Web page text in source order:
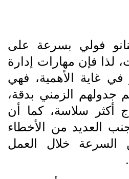
فولي بسرعة على
لذا فإن مهارات إدارة
في غاية الأهمية، فهي
جدولهم الزمني بدقة،
أكثر سلاسة، كما أن
العديد من الأخطاء
السرعة خلال العمل